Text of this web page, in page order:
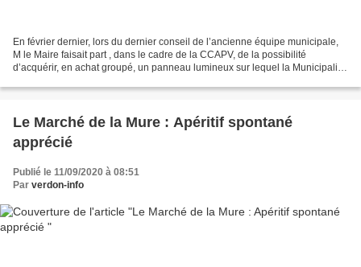
En février dernier, lors du dernier conseil de l’ancienne équipe municipale,
M le Maire faisait part , dans le cadre de la CCAPV, de la possibilité
d’acquérir, en achat groupé, un panneau lumineux sur lequel la Municipalité
Le Marché de la Mure : Apéritif spontané
apprécié
Publié le 11/09/2020 à 08:51
Par verdon-info